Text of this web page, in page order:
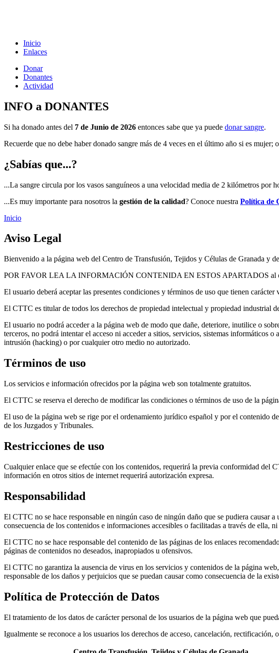
Inicio
Enlaces
Donar
Donantes
Actividad
INFO a DONANTES
Si ha donado antes del 7 de Junio de 2026 entonces sabe que ya puede donar sangre.
Recuerde que no debe haber donado sangre más de 4 veces en el último año si es mujer;
¿Sabías que...?
...La sangre circula por los vasos sanguíneos a una velocidad media de 2 kilómetros por
...Es muy importante para nosotros la gestión de la calidad? Conoce nuestra Política de
Inicio
Aviso Legal
Bienvenido a la página web del Centro de Transfusión, Tejidos y Células de Granada y
POR FAVOR LEA LA INFORMACIÓN CONTENIDA EN ESTOS APARTADOS al
El usuario deberá aceptar las presentes condiciones y términos de uso que tienen
El CTTC es titular de todos los derechos de propiedad intelectual y propiedad industrial
El usuario no podrá acceder a la página web de modo que dañe, deteriore, inutilice o
terceros, no podrá intentar el acceso ni acceder a sitios, servicios, sistemas informáticos
intrusión (hacking) o por cualquier otro medio no autorizado.
Términos de uso
Los servicios e información ofrecidos por la página web son totalmente gratuitos.
El CTTC se reserva el derecho de modificar las condiciones o términos de uso de la
El uso de la página web se rige por el ordenamiento jurídico español y por el contenido
de los Juzgados y Tribunales.
Restricciones de uso
Cualquier enlace que se efectúe con los contenidos, requerirá la previa conformidad
información en otros sitios de internet requerirá autorización expresa.
Responsabilidad
El CTTC no se hace responsable en ningún caso de ningún daño que se pudiera causar
consecuencia de los contenidos e informaciones accesibles o facilitadas a través de ella,
El CTTC no se hace responsable del contenido de las páginas de los enlaces
páginas de contenidos no deseados, inapropiados u ofensivos.
El CTTC no garantiza la ausencia de virus en los servicios y contenidos de la página
responsable de los daños y perjuicios que se puedan causar como consecuencia de la
Política de Protección de Datos
El tratamiento de los datos de carácter personal de los usuarios de la página web que
Igualmente se reconoce a los usuarios los derechos de acceso, cancelación,